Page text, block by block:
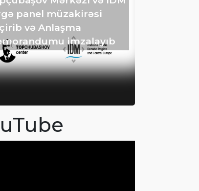
panel müzakirəsi
və Anlaşma
imzalayıb